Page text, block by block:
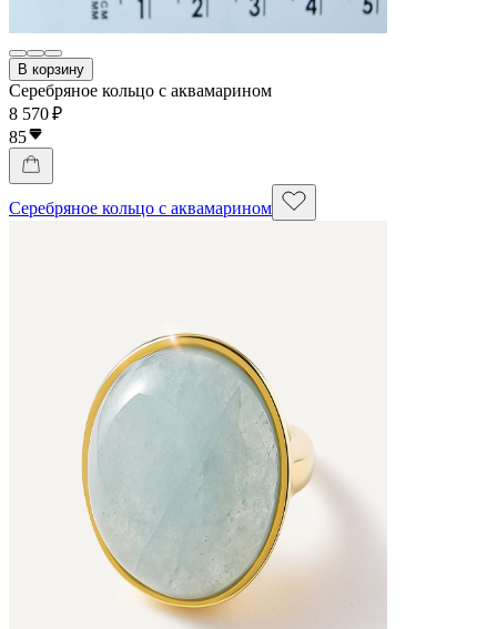
В корзину
Серебряное кольцо с аквамарином
8 570 ₽
85
Серебряное кольцо с аквамарином